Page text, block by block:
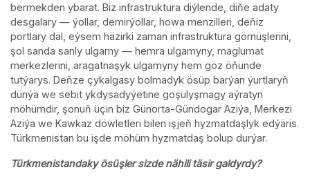
bermekden ybarat. Biz infrastruktura diýlende, diňe adaty
desgalary — ýollar, demirýollar, howa menzilleri, deňiz
portlary däl, eýsem häzirki zaman infrastruktura görnüşlerini,
şol sanda sanly ulgamy — hemra ulgamyny, maglumat
merkezlerini, aragatnaşyk ulgamyny hem göz öňünde
tutýarys. Deňze çykalgasy bolmadyk ösüp barýan ýurtlaryň
dünýä we sebit ykdysadyýetine goşulyşmagy aýratyn
möhümdir, şonuň üçin biz Günorta-Gündogar Aziýa, Merkezi
Aziýa we Kawkaz döwletleri bilen işjeň hyzmatdaşlyk edýäris.
Türkmenistan bu işde möhüm hyzmatdaş bolup durýar.
Türkmenistandaky ösüşler sizde nähili täsir galdyrdy?